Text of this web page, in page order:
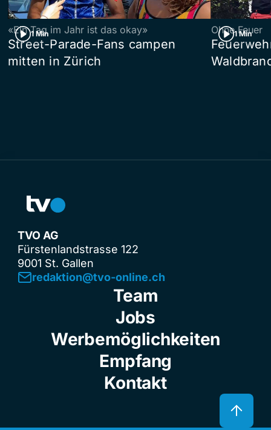
1 Min
«Ein Tag im Jahr ist das okay»
Street-Parade-Fans campen
mitten in Zürich
1 Min
Ohne Feuer
TVO AG
Fürstenlandstrasse 122
9001 St. Gallen
redaktion@tvo-online.ch
Team
Jobs
Werbemöglichkeiten
Empfang
Kontakt